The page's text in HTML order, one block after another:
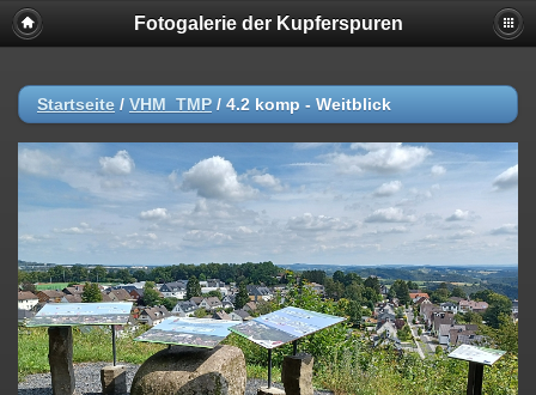
Fotogalerie der Kupferspuren
Startseite / VHM_TMP / 4.2 komp - Weitblick